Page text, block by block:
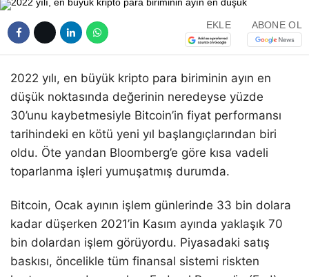
EKLE ABONE OL
2022 yılı, en büyük kripto para biriminin ayın en
düşük noktasında değerinin neredeyse yüzde
30’unu kaybetmesiyle Bitcoin’in fiyat performansı
tarihindeki en kötü yeni yıl başlangıçlarından biri
oldu. Öte yandan Bloomberg’e göre kısa vadeli
toparlanma işleri yumuşatmış durumda.
Bitcoin, Ocak ayının işlem günlerinde 33 bin dolara
kadar düşerken 2021’in Kasım ayında yaklaşık 70
bin dolardan işlem görüyordu. Piyasadaki satış
baskısı, öncelikle tüm finansal sistemi riskten